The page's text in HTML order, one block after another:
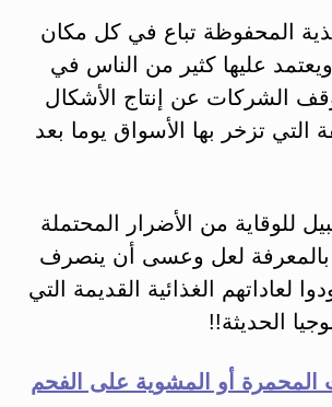
المحفوظة تباع في كل مكان
ويعتمد عليها كثير من الناس في
الشركات عن إنتاج الأشكال
التي تزخر بها الأسواق يوما بعد
للوقاية من الأضرار المحتملة
بالمعرفة لعل وعسى أن ينصرف
لعاداتهم الغذائية القديمة التي
الحديثة!!
المحمرة أو المشوية على الفحم